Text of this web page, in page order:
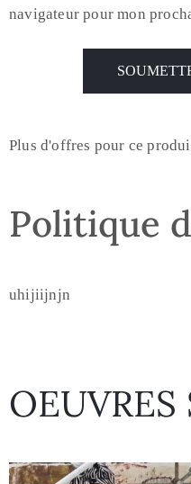
navigateur pour mon
Plus d'offres pour ce
Politique
uhijiijnjn